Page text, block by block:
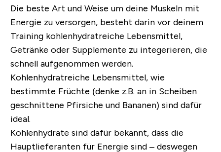
Die beste Art und Weise um deine Muskeln mit
Energie zu versorgen, besteht darin vor deinem
Training kohlenhydratreiche Lebensmittel,
Getränke oder Supplemente zu integerieren, die
schnell aufgenommen werden.
Kohlenhydratreiche Lebensmittel, wie
bestimmte Früchte (denke z.B. an in Scheiben
geschnittene Pfirsiche und Bananen) sind dafür
ideal.
Kohlenhydrate sind dafür bekannt, dass die
Hauptlieferanten für Energie sind – deswegen